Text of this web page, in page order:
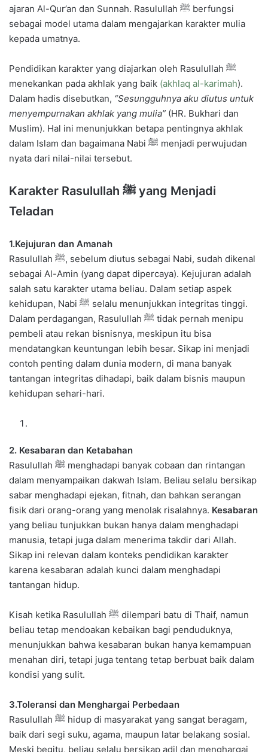
ajaran Al-Qur’an dan Sunnah. Rasulullah ﷺ berfungsi
sebagai model utama dalam mengajarkan karakter mulia
kepada umatnya.
Pendidikan karakter yang diajarkan oleh Rasulullah ﷺ
menekankan pada akhlak yang baik (akhlaq al-karimah).
Dalam hadis disebutkan, “Sesungguhnya aku diutus untuk
menyempurnakan akhlak yang mulia” (HR. Bukhari dan
Muslim). Hal ini menunjukkan betapa pentingnya akhlak
dalam Islam dan bagaimana Nabi ﷺ menjadi perwujudan
nyata dari nilai-nilai tersebut.
Karakter Rasulullah ﷺ yang Menjadi
Teladan
1.Kejujuran dan Amanah
Rasulullah ﷺ, sebelum diutus sebagai Nabi, sudah dikenal
sebagai Al-Amin (yang dapat dipercaya). Kejujuran adalah
salah satu karakter utama beliau. Dalam setiap aspek
kehidupan, Nabi ﷺ selalu menunjukkan integritas tinggi.
Dalam perdagangan, Rasulullah ﷺ tidak pernah menipu
pembeli atau rekan bisnisnya, meskipun itu bisa
mendatangkan keuntungan lebih besar. Sikap ini menjadi
contoh penting dalam dunia modern, di mana banyak
tantangan integritas dihadapi, baik dalam bisnis maupun
kehidupan sehari-hari.
2. Kesabaran dan Ketabahan
Rasulullah ﷺ menghadapi banyak cobaan dan rintangan
dalam menyampaikan dakwah Islam. Beliau selalu bersikap
sabar menghadapi ejekan, fitnah, dan bahkan serangan
fisik dari orang-orang yang menolak risalahnya. Kesabaran
yang beliau tunjukkan bukan hanya dalam menghadapi
manusia, tetapi juga dalam menerima takdir dari Allah.
Sikap ini relevan dalam konteks pendidikan karakter
karena kesabaran adalah kunci dalam menghadapi
tantangan hidup.
Kisah ketika Rasulullah ﷺ dilempari batu di Thaif, namun
beliau tetap mendoakan kebaikan bagi penduduknya,
menunjukkan bahwa kesabaran bukan hanya kemampuan
menahan diri, tetapi juga tentang tetap berbuat baik dalam
kondisi yang sulit.
3.Toleransi dan Menghargai Perbedaan
Rasulullah ﷺ hidup di masyarakat yang sangat beragam,
baik dari segi suku, agama, maupun latar belakang sosial.
Meski begitu, beliau selalu bersikap adil dan menghargai